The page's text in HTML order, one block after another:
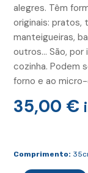
alegres. Têm
originais: pratos,
manteigueiras,
outros… São, por
cozinha. Podem
forno e ao
35,00 €
Comprimento:
Torteira